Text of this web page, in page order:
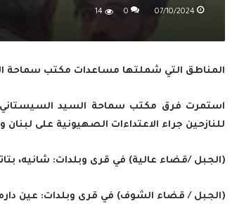
07/10/2024
0
14
المناطق التي شملتها مساعدات مكتب سماحة
للنازحين جراء الاعتداءات الصهيونية على
(الجبل /قضاء عالية) في قرى وبلدات: شانيه،
(الجبل / قضاء الشوف) في قرى وبلدات: عين